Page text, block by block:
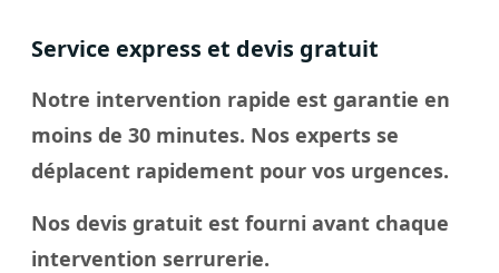
Service express et devis gratuit
Notre intervention rapide est garantie en
moins de 30 minutes. Nos experts se
déplacent rapidement pour vos urgences.
Nos devis gratuit est fourni avant chaque
intervention serrurerie.